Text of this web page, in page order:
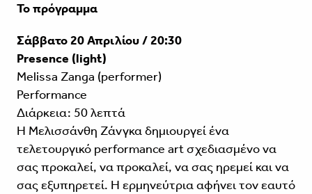
Το πρόγραμμα
Σάββατο 20 Απριλίου / 20:30
Presence (light)
Melissa Zanga (performer)
Performance
Διάρκεια: 50 λεπτά
Η Μελισσάνθη Ζάνγκα δημιουργεί ένα
τελετουργικό performance art σχεδιασμένο να
σας προκαλεί, να προκαλεί, να σας ηρεμεί και να
σας εξυπηρετεί. Η ερμηνεύτρια αφήνει τον εαυτό